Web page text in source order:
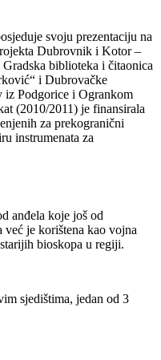
svoju prezentaciju na
Dubrovnik i Kotor –
biblioteka i čitaonica
i Dubrovačke
iz Podgorice i Ogrankom
(2010/2011) je finansirala
za prekogranični
instrumenata za
anđela koje još od
već je korištena kao vojna
bioskopa u regiji.
sjedištima, jedan od 3